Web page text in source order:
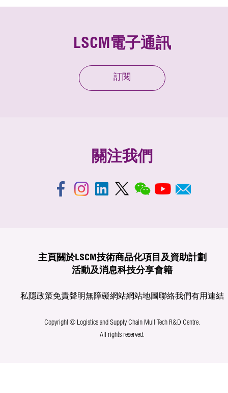
LSCM電子通訊
訂閱
關注我們
主頁 關於LSCM技術商品化項目及資助計劃
活動及消息科技分享會籍
私隱政策免責聲明無障礙網站網站地圖聯絡我們有用連結
Copyright © Logistics and Supply Chain MultiTech R&D Centre.
All rights reserved.